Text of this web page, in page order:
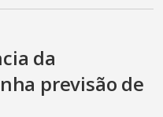
da
previsão de